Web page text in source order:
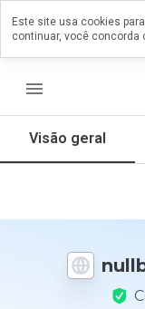
menu
Visão geral
um
que
Este site usa cookies
continuar, você concorda